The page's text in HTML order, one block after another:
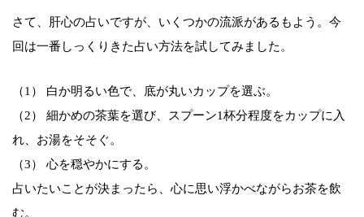
さて、肝心の占いですが、いくつかの流派があるもよう。今
回は一番しっくりきた占い方法を試してみました。
（1） 白か明るい色で、底が丸いカップを選ぶ。
（2） 細かめの茶葉を選び、スプーン1杯分程度をカップに入
れ、お湯をそそぐ。
（3） 心を穏やかにする。
占いたいことが決まったら、心に思い浮かべながらお茶を飲
む。